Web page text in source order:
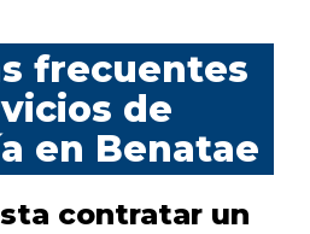
frecuentes
de
en Benatae
contratar un